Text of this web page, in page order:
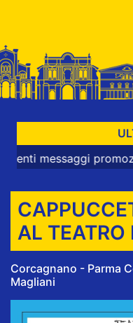
promozionali e
AL TEATRO
Corcagnano - Parma
Magliani